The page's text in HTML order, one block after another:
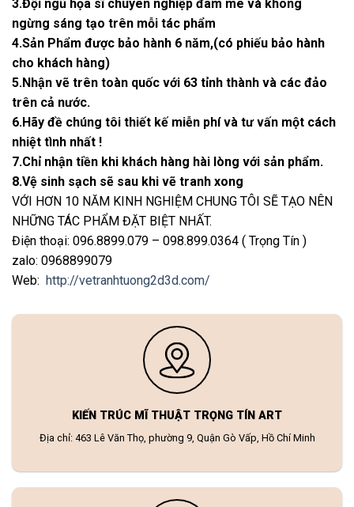
3.Đội ngũ họa sĩ chuyên nghiệp đam mê và không
ngừng sáng tạo trên mỗi tác phẩm
4.Sản Phẩm được bảo hành 6 năm,(có phiếu bảo hành
cho khách hàng)
5.Nhận vẽ trên toàn quốc với 63 tỉnh thành và các đảo
trên cả nước.
6.Hãy đề chúng tôi thiết kế miễn phí và tư vấn một cách
nhiệt tình nhất !
7.Chỉ nhận tiền khi khách hàng hài lòng với sản phẩm.
8.Vệ sinh sạch sẽ sau khi vẽ tranh xong
VỚI HƠN 10 NĂM KINH NGHIỆM CHUNG TÔI SẼ TẠO NÊN
NHỮNG TÁC PHẨM ĐẶT BIỆT NHẤT.
Điện thoại: 096.8899.079 – 098.899.0364 ( Trọng Tín )
zalo: 0968899079
Web: http://vetranhtuong2d3d.com/
KIẾN TRÚC MĨ THUẬT TRỌNG TÍN ART
Địa chỉ: 463 Lê Văn Thọ, phường 9, Quận Gò Vấp, Hồ Chí Minh